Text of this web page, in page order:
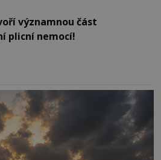
významnou část
plicní nemocí!